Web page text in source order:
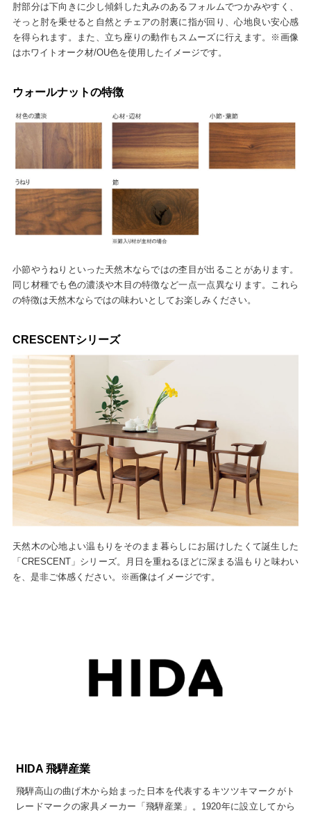
肘部分は下向きに少し傾斜した丸みのあるフォルムでつかみやすく、
そっと肘を乗せると自然とチェアの肘裏に指が回り、心地良い安心感
を得られます。また、立ち座りの動作もスムーズに行えます。※画像
はホワイトオーク材/OU色を使用したイメージです。
ウォールナットの特徴
小節やうねりといった天然木ならではの杢目が出ることがあります。
同じ材種でも色の濃淡や木目の特徴など一点一点異なります。これら
の特徴は天然木ならではの味わいとしてお楽しみください。
CRESCENTシリーズ
天然木の心地よい温もりをそのまま暮らしにお届けしたくて誕生した
「CRESCENT」シリーズ。月日を重ねるほどに深まる温もりと味わい
を、是非ご体感ください。※画像はイメージです。
HIDA 飛騨産業
飛騨高山の曲げ木から始まった日本を代表するキツツキマークがト
レードマークの家具メーカー「飛騨産業」。1920年に設立してから